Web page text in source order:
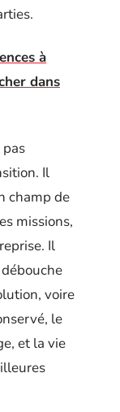
à
dans
Il
champ de
missions,
Il
voire
le
et la vie